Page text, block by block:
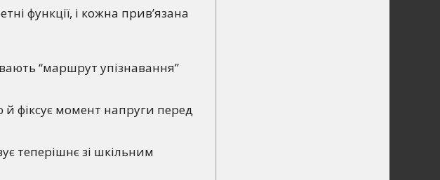
функції, і кожна прив’язана
“маршрут упізнавання”
фіксує момент напруги перед
теперішнє зі шкільним